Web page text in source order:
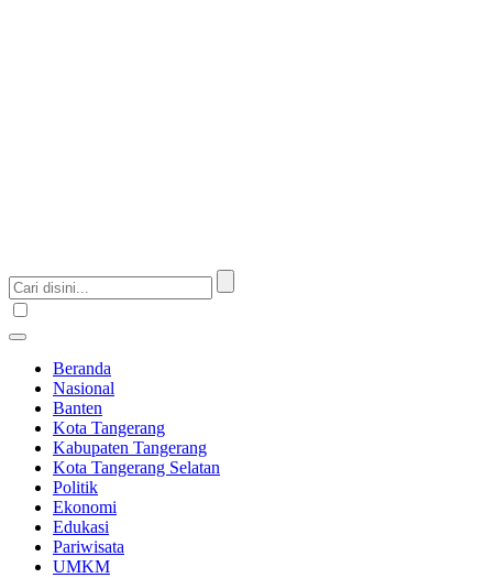
Beranda
Nasional
Banten
Kota Tangerang
Kabupaten Tangerang
Kota Tangerang Selatan
Politik
Ekonomi
Edukasi
Pariwisata
UMKM